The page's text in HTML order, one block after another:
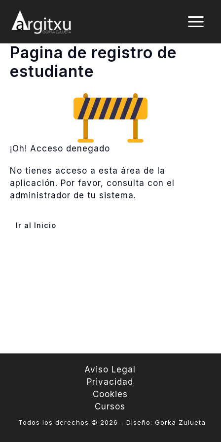
contenido
Pagina de registro de
estudiante
¡Oh! Acceso denegado
No tienes acceso a esta área de la
aplicación. Por favor, consulta con el
administrador de tu sistema.
Ir al Inicio
Aviso Legal
Privacidad
Cookies
Cursos
Todos los derechos © 2026 - Diseño: Gorka Zulueta